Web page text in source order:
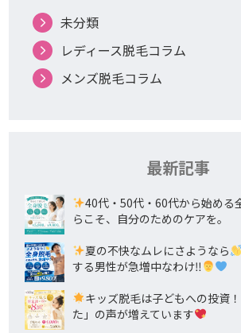
未分類
レディース脱毛コラム
メンズ脱毛コラム
最新記事
40代・50代・60代から始める
らこそ、自分のためのケアを。
夏の不快なムレにさようなら
する男性が急増中なわけ‼
キッズ脱毛は子どもへの投資！
た」の声が増えています